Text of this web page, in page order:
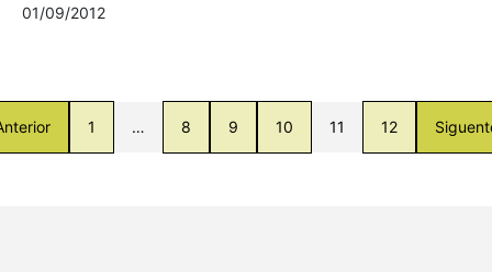
01/09/2012
1 … 8 9 10 11 12